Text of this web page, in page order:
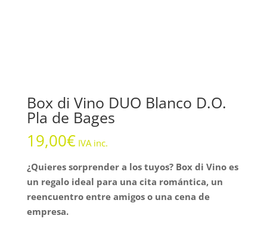
Box di Vino DUO Blanco D.O.
Pla de Bages
19,00€ IVA inc.
¿Quieres sorprender a los tuyos? Box di Vino es
un regalo ideal para una cita romántica, un
reencuentro entre amigos o una cena de
empresa.